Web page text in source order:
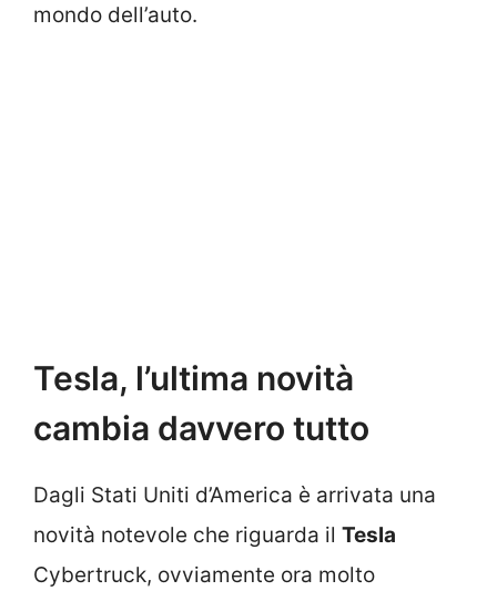
mondo dell’auto.
Tesla, l’ultima novità
cambia davvero tutto
Dagli Stati Uniti d’America è arrivata una
novità notevole che riguarda il Tesla
Cybertruck, ovviamente ora molto